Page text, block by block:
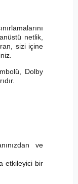
netlik,
sizi içine
Dolby
ve
etkileyici bir